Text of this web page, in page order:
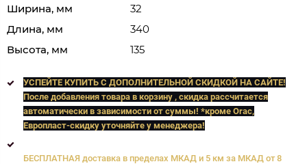
Ширина, мм
32
Длина, мм
340
Высота, мм
135
УСПЕЙТЕ КУПИТЬ C ДОПОЛНИТЕЛЬНОЙ СКИДКОЙ НА САЙТЕ!
После добавления товара в корзину , скидка рассчитается
автоматически в зависимости от суммы! *кроме Orac,
Европласт-скидку уточняйте у менеджера!
БЕСПЛАТНАЯ доставка в пределах МКАД и 5 км за МКАД от 8